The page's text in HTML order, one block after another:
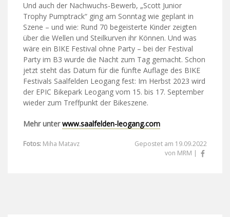
Und auch der Nachwuchs-Bewerb, „Scott Junior
Trophy Pumptrack“ ging am Sonntag wie geplant in
Szene – und wie: Rund 70 begeisterte Kinder zeigten
über die Wellen und Steilkurven ihr Können. Und was
wäre ein BIKE Festival ohne Party – bei der Festival
Party im B3 wurde die Nacht zum Tag gemacht. Schon
jetzt steht das Datum für die fünfte Auflage des BIKE
Festivals Saalfelden Leogang fest: Im Herbst 2023 wird
der EPIC Bikepark Leogang vom 15. bis 17. September
wieder zum Treffpunkt der Bikeszene.
Mehr unterwww.saalfelden-leogang.com
Fotos: Miha Matavz
Gepostet am 19.09.2022
von MRM |